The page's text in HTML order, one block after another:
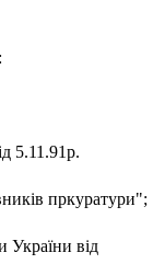
5.11.91р.
пркуратури";
України від